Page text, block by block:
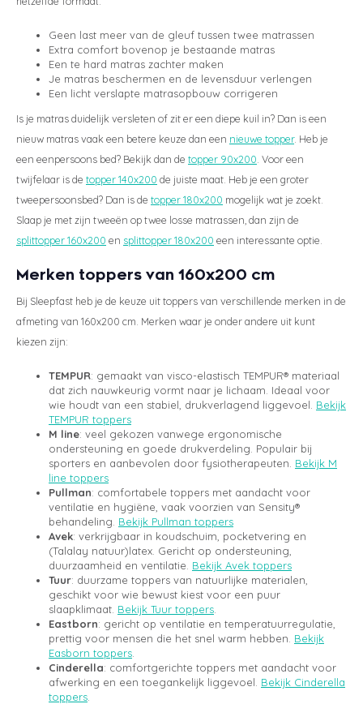
Geen last meer van de gleuf tussen twee matrassen
Extra comfort bovenop je bestaande matras
Een te hard matras zachter maken
Je matras beschermen en de levensduur verlengen
Een licht verslapte matrasopbouw corrigeren
Is je matras duidelijk versleten of zit er een diepe kuil in? Dan is een
nieuw matras vaak een betere keuze dan een nieuwe topper. Heb je
een eenpersoons bed? Bekijk dan de topper 90x200 . Voor een
twijfelaar is de topper 140x200 de juiste maat. Heb je een groter
tweepersoonsbed? Dan is de topper 180x200 mogelijk wat je zoekt.
Slaap je met zijn tweeën op twee losse matrassen, dan zijn de
splittopper 160x200 en splittopper 180x200 een interessante optie.
Merken toppers van 160x200 cm
Bij Sleepfast heb je de keuze uit toppers van verschillende merken in de
afmeting van 160x200 cm. Merken waar je onder andere uit kunt
kiezen zijn:
TEMPUR: gemaakt van visco-elastisch TEMPUR® materiaal
dat zich nauwkeurig vormt naar je lichaam. Ideaal voor
wie houdt van een stabiel, drukverlagend liggevoel. Bekijk
TEMPUR toppers
M line: veel gekozen vanwege ergonomische
ondersteuning en goede drukverdeling. Populair bij
sporters en aanbevolen door fysiotherapeuten. Bekijk M
line toppers
Pullman: comfortabele toppers met aandacht voor
ventilatie en hygiëne, vaak voorzien van Sensity®
behandeling. Bekijk Pullman toppers
Avek: verkrijgbaar in koudschuim, pocketvering en
(Talalay natuur)latex. Gericht op ondersteuning,
duurzaamheid en ventilatie. Bekijk Avek toppers
Tuur: duurzame toppers van natuurlijke materialen,
geschikt voor wie bewust kiest voor een puur
slaapklimaat. Bekijk Tuur toppers
Eastborn: gericht op ventilatie en temperatuurregulatie,
prettig voor mensen die het snel warm hebben. Bekijk
Easborn toppers
Cinderella: comfortgerichte toppers met aandacht voor
afwerking en een toegankelijk liggevoel. Bekijk Cinderella
toppers